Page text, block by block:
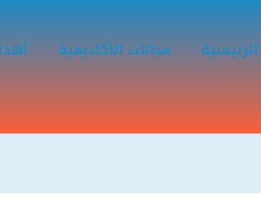
مجالات الأكاديمية